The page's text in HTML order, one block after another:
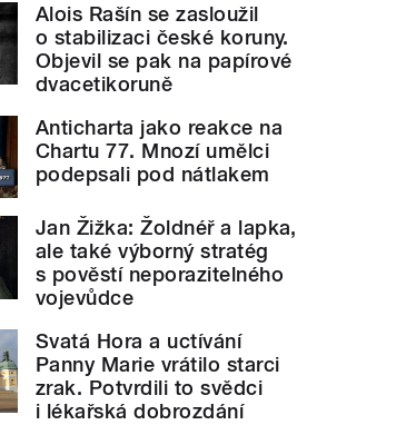
Alois Rašín se zasloužil
o stabilizaci české koruny.
Objevil se pak na papírové
dvacetikoruně
Anticharta jako reakce na
Chartu 77. Mnozí umělci
podepsali pod nátlakem
Jan Žižka: Žoldnéř a lapka,
ale také výborný stratég
s pověstí neporazitelného
vojevůdce
Svatá Hora a uctívání
Panny Marie vrátilo starci
zrak. Potvrdili to svědci
i lékařská dobrozdání